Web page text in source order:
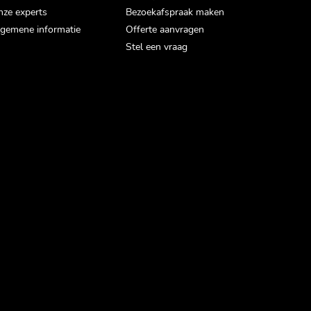
experts
informatie
Bezoekafspraak maken
Offerte aanvragen
Stel een vraag